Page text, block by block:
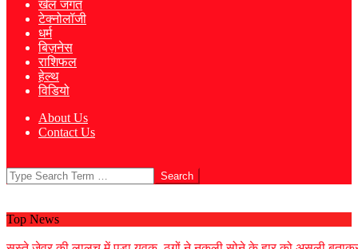
खेल जगत
टेक्नोलॉजी
धर्म
बिज़नेस
राशिफल
हेल्थ
विडियो
About Us
Contact Us
Search
Top News